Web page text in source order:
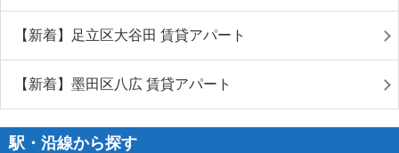
【新着】足立区大谷田 賃貸アパート
【新着】墨田区八広 賃貸アパート
駅・沿線から探す